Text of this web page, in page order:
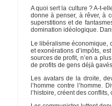
A quoi sert la culture ? A-t-
donne à penser, à rêver, à
superstitions et de
domination idéologique.
Le libéralisme économique,
et exonérations d’impôts,
sources de profit, n’en a
de profits de gens déjà gavés
Les avatars de la droite,
l’homme contre l’homme.
l’histoire, créent des